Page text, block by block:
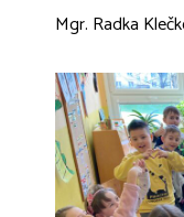
Mgr. Radka